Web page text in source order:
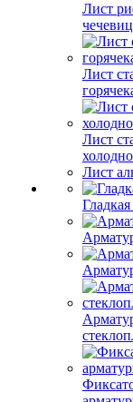
Лист
Лист
Лист
Лист